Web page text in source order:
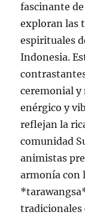
fascinante
exploran las
espirituales
Indonesia.
ceremonial
enérgico y
reflejan la
comunidad
animistas
armonía con
tradicionales